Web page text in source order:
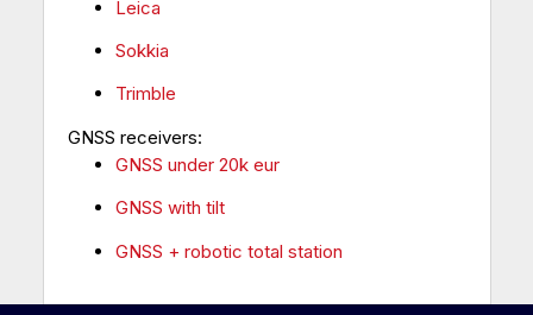
Leica
Sokkia
Trimble
GNSS receivers:
GNSS under 20k eur
GNSS with tilt
GNSS + robotic total station